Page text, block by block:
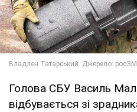
Голова СБУ Василь
відбувається зі